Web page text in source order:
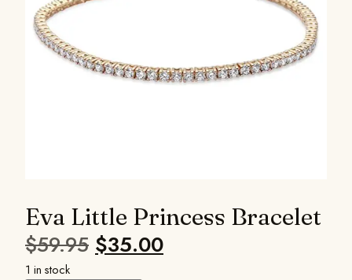
Eva Little Princess Bracelet
$59.95 $35.00
1 in stock